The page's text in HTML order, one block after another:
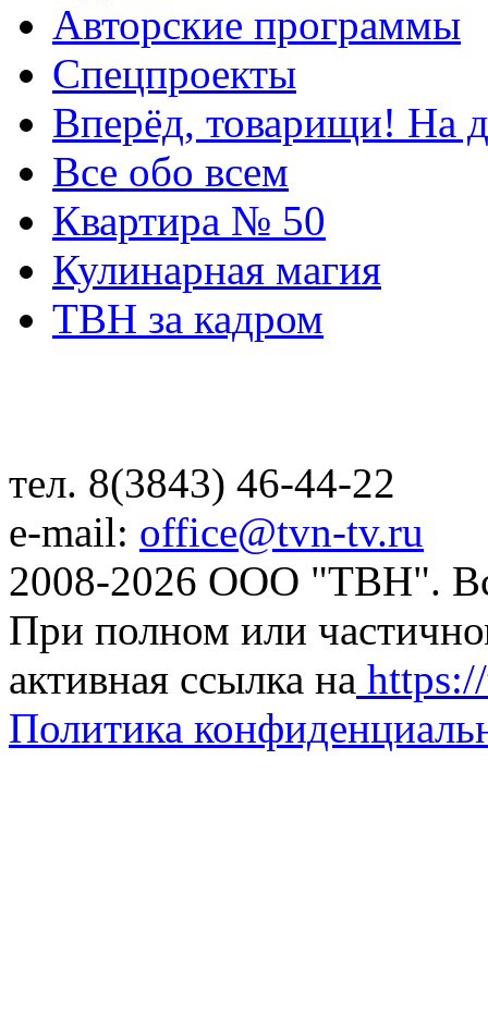
Авторские программы
Спецпроекты
Вперёд, товарищи! На
Все обо всем
Квартира № 50
Кулинарная магия
ТВН за кадром
тел. 8(3843) 46-44-22
e-mail: office@tvn-tv.ru
2008-2026 ООО "ТВН".
При полном или
активная ссылка на
Политика